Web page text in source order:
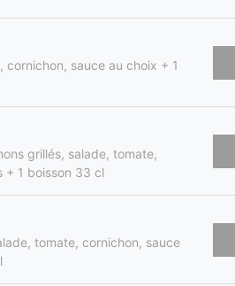
sauce au choix + 1
grillés, salade, tomate,
+ 1 boisson 33 cl
tomate, cornichon, sauce